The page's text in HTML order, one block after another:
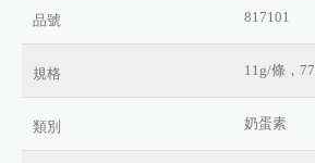
品號 817101
規格 11g/條，
類別 奶蛋素